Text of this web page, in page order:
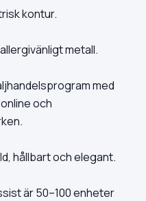
kontur.
metall.
med
och
hållbart och elegant.
är 50–100 enheter